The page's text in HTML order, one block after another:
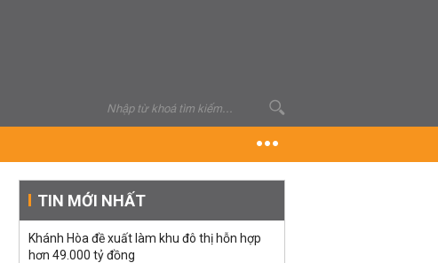
TIN MỚI NHẤT
Khánh Hòa đề xuất làm khu đô thị hỗn hợp
hơn 49.000 tỷ đồng